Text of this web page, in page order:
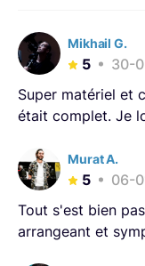
Mikhail G.
5
30-
Super matériel et
était complet. Je
Murat A.
5
06-
Tout s'est bien
arrangeant et